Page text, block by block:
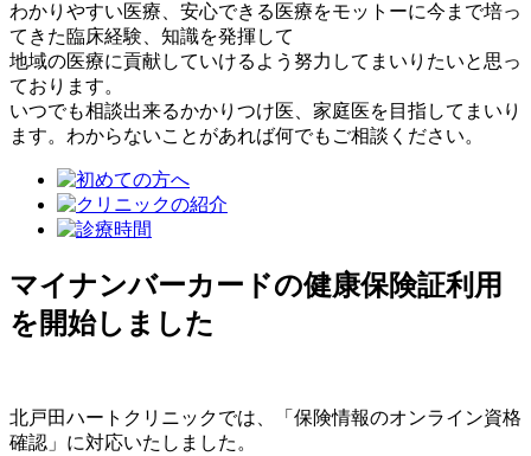
わかりやすい医療、安心できる医療をモットーに今まで培っ
てきた臨床経験、知識を発揮して
地域の医療に貢献していけるよう努力してまいりたいと思っ
ております。
いつでも相談出来るかかりつけ医、家庭医を目指してまいり
ます。わからないことがあれば何でもご相談ください。
マイナンバーカードの健康保険証利用
を開始しました
北戸田ハートクリニックでは、「保険情報のオンライン資格
確認」に対応いたしました。